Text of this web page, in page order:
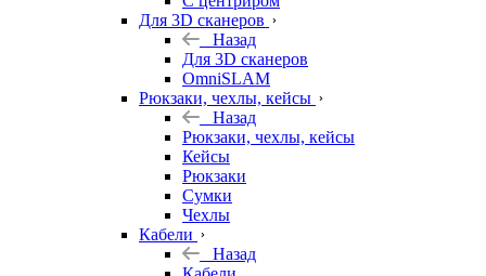
Для 3D сканеров
Назад
Для 3D сканеров
OmniSLAM
Рюкзаки, чехлы, кейсы
Назад
Рюкзаки, чехлы, кейсы
Кейсы
Рюкзаки
Сумки
Чехлы
Кабели
Назад